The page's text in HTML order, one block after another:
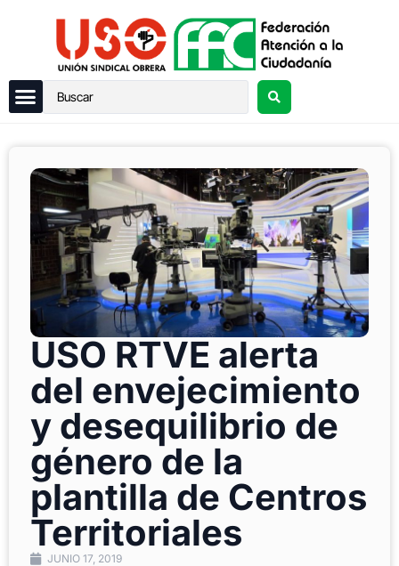
USO RTVE alerta
del envejecimiento
y desequilibrio de
género de la
plantilla de Centros
Territoriales
JUNIO 17, 2019